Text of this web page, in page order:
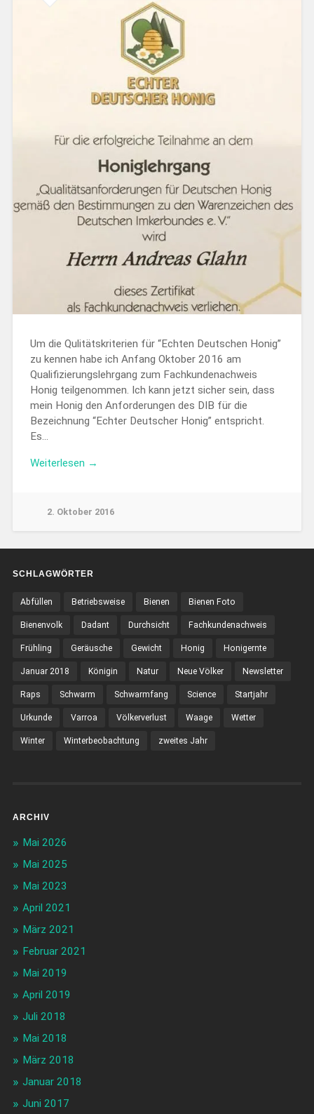
Um die Qulitätskriterien für “Echten Deutschen Honig”
zu kennen habe ich Anfang Oktober 2016 am
Qualifizierungslehrgang zum Fachkundenachweis
Honig teilgenommen. Ich kann jetzt sicher sein, dass
mein Honig den Anforderungen des DIB für die
Bezeichnung “Echter Deutscher Honig” entspricht.
Es…
Weiterlesen →
2. Oktober 2016
SCHLAGWÖRTER
Abfüllen Betriebsweise Bienen Bienen Foto
Bienenvolk Dadant Durchsicht Fachkundenachweis
Frühling Geräusche Gewicht Honig Honigernte
Januar 2018 Königin Natur Neue Völker Newsletter
Raps Schwarm Schwarmfang Science Startjahr
Urkunde Varroa Völkerverlust Waage Wetter
Winter Winterbeobachtung zweites Jahr
ARCHIV
Mai 2026
Mai 2025
Mai 2023
April 2021
März 2021
Februar 2021
Mai 2019
April 2019
Juli 2018
Mai 2018
März 2018
Januar 2018
Juni 2017